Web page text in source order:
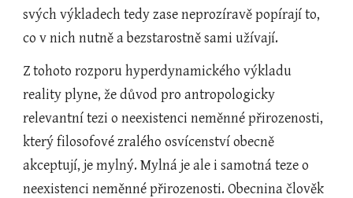
svých výkladech tedy zase neprozíravě popírají to,
co v nich nutně a bezstarostně sami užívají.
Z tohoto rozporu hyperdynamického výkladu
reality plyne, že důvod pro antropologicky
relevantní tezi o neexistenci neměnné přirozenosti,
který filosofové zralého osvícenství obecně
akceptují, je mylný. Mylná je ale i samotná teze o
neexistenci neměnné přirozenosti. Obecnina člověk